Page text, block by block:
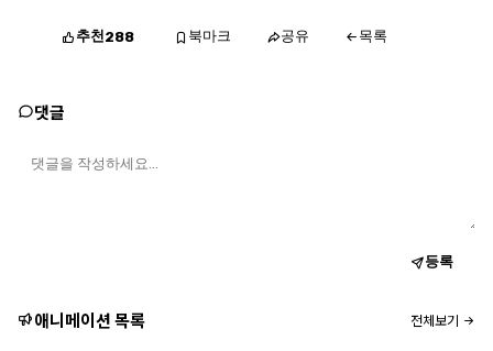
추천288 북마크 공유 목록
댓글
등록
애니메이션 목록 전체보기